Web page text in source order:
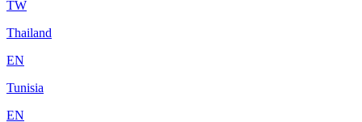
TW
Thailand
EN
Tunisia
EN